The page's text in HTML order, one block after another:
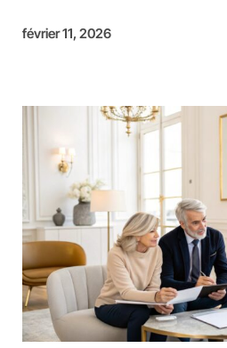
février 11, 2026